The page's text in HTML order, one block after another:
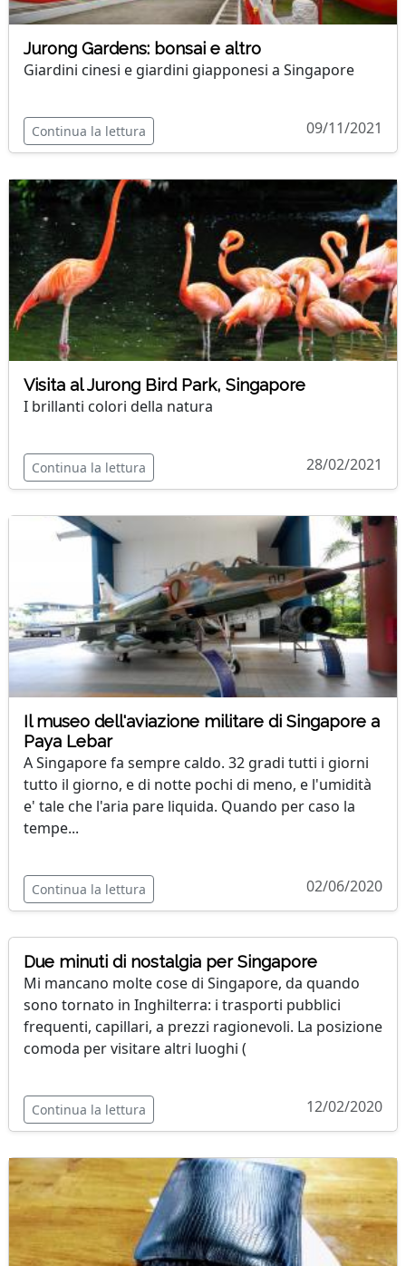
Jurong Gardens: bonsai e altro
Giardini cinesi e giardini giapponesi a Singapore
Continua la lettura 09/11/2021
Visita al Jurong Bird Park, Singapore
I brillanti colori della natura
Continua la lettura 28/02/2021
Il museo dell'aviazione militare di Singapore a
Paya Lebar
A Singapore fa sempre caldo. 32 gradi tutti i giorni
tutto il giorno, e di notte pochi di meno, e l'umidità
e' tale che l'aria pare liquida. Quando per caso la
tempe...
Continua la lettura 02/06/2020
Due minuti di nostalgia per Singapore
Mi mancano molte cose di Singapore, da quando
sono tornato in Inghilterra: i trasporti pubblici
frequenti, capillari, a prezzi ragionevoli. La posizione
comoda per visitare altri luoghi (
Continua la lettura 12/02/2020